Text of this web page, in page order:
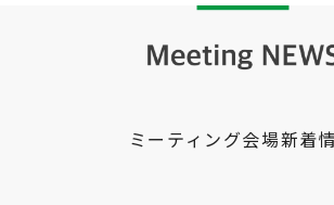
ミーティング会場新着